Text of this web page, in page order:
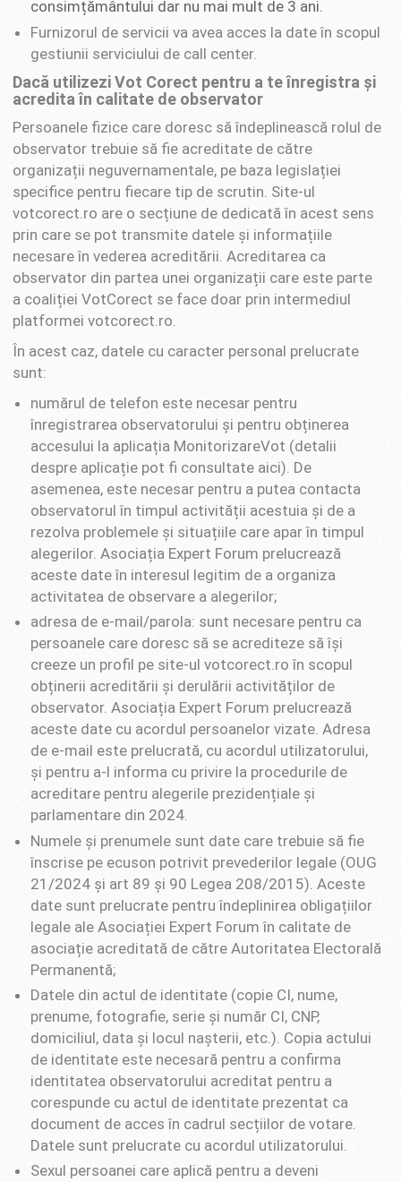
consimțământului dar nu mai mult de 3 ani.
Furnizorul de servicii va avea acces la date în scopul
gestiunii serviciului de call center.
Dacă utilizezi Vot Corect pentru a te înregistra și
acredita în calitate de observator
Persoanele fizice care doresc să îndeplinească rolul de
observator trebuie să fie acreditate de către
organizații neguvernamentale, pe baza legislației
specifice pentru fiecare tip de scrutin. Site-ul
votcorect.ro are o secțiune de dedicată în acest sens
prin care se pot transmite datele și informațiile
necesare în vederea acreditării. Acreditarea ca
observator din partea unei organizații care este parte
a coaliției VotCorect se face doar prin intermediul
platformei votcorect.ro.
În acest caz, datele cu caracter personal prelucrate
sunt:
numărul de telefon este necesar pentru
înregistrarea observatorului și pentru obținerea
accesului la aplicația MonitorizareVot (detalii
despre aplicație pot fi consultate aici). De
asemenea, este necesar pentru a putea contacta
observatorul în timpul activității acestuia și de a
rezolva problemele și situațiile care apar în timpul
alegerilor. Asociația Expert Forum prelucrează
aceste date în interesul legitim de a organiza
activitatea de observare a alegerilor;
adresa de e-mail/parola: sunt necesare pentru ca
persoanele care doresc să se acrediteze să își
creeze un profil pe site-ul votcorect.ro în scopul
obținerii acreditării și derulării activităților de
observator. Asociația Expert Forum prelucrează
aceste date cu acordul persoanelor vizate. Adresa
de e-mail este prelucrată, cu acordul utilizatorului,
și pentru a-l informa cu privire la procedurile de
acreditare pentru alegerile prezidențiale și
parlamentare din 2024.
Numele și prenumele sunt date care trebuie să fie
înscrise pe ecuson potrivit prevederilor legale (OUG
21/2024 și art 89 și 90 Legea 208/2015). Aceste
date sunt prelucrate pentru îndeplinirea obligațiilor
legale ale Asociației Expert Forum în calitate de
asociație acreditată de către Autoritatea Electorală
Permanentă;
Datele din actul de identitate (copie CI, nume,
prenume, fotografie, serie și număr CI, CNP,
domiciliul, data și locul nașterii, etc.). Copia actului
de identitate este necesară pentru a confirma
identitatea observatorului acreditat pentru a
corespunde cu actul de identitate prezentat ca
document de acces în cadrul secțiilor de votare.
Datele sunt prelucrate cu acordul utilizatorului.
Sexul persoanei care aplică pentru a deveni